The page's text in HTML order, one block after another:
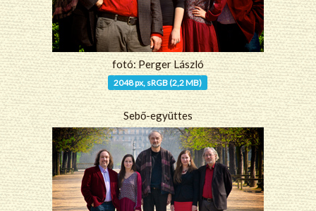
fotó: Perger László
2048 px, sRGB (2,2 MB)
Sebő-együttes